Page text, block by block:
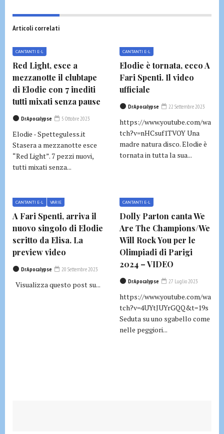
Articoli correlati
CANTANTI E-L
Red Light, esce a
mezzanotte il clubtape
di Elodie con 7 inediti
tutti mixati senza pause
DrApocalypse 5 Ottobre 2023
Elodie - Spetteguless.it
Stasera a mezzanotte esce
“Red Light”. 7 pezzi nuovi,
tutti mixati senza...
CANTANTI E-L
Elodie è tornata, ecco A
Fari Spenti. Il video
ufficiale
DrApocalypse 22 Settembre 2023
https://www.youtube.com/wa
tch?v=nHCsuf1TVOY Una
madre natura disco. Elodie è
tornata in tutta la sua...
CANTANTI E-L VARIE
A Fari Spenti, arriva il
nuovo singolo di Elodie
scritto da Elisa. La
preview video
DrApocalypse 20 Settembre 2023
Visualizza questo post su...
CANTANTI E-L
Dolly Parton canta We
Are The Champions/We
Will Rock You per le
Olimpiadi di Parigi
2024 – VIDEO
DrApocalypse 27 Luglio 2023
https://www.youtube.com/wa
tch?v=4UYtJUYrGQQ&t=19s
Seduta su uno sgabello come
nelle peggiori...